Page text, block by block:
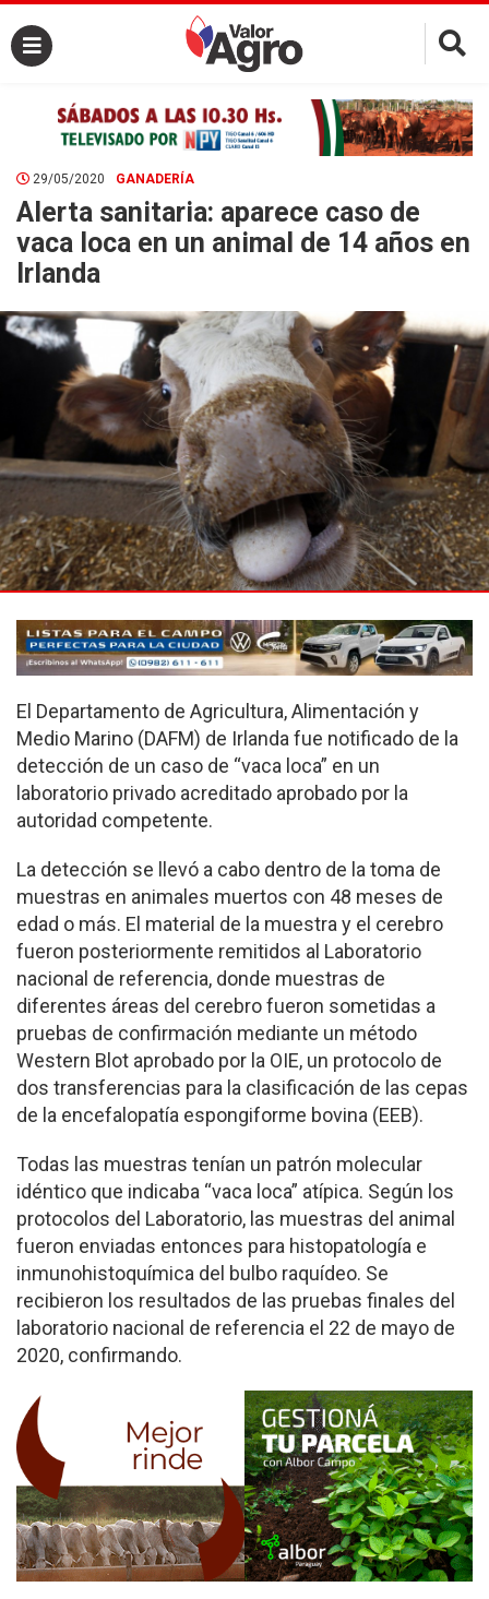
×
29/05/2020 GANADERÍA
Alerta sanitaria: aparece caso de
vaca loca en un animal de 14 años en
Irlanda
El Departamento de Agricultura, Alimentación y
Medio Marino (DAFM) de Irlanda fue notificado de la
detección de un caso de “vaca loca” en un
laboratorio privado acreditado aprobado por la
autoridad competente.
La detección se llevó a cabo dentro de la toma de
muestras en animales muertos con 48 meses de
edad o más. El material de la muestra y el cerebro
fueron posteriormente remitidos al Laboratorio
nacional de referencia, donde muestras de
diferentes áreas del cerebro fueron sometidas a
pruebas de confirmación mediante un método
Western Blot aprobado por la OIE, un protocolo de
dos transferencias para la clasificación de las cepas
de la encefalopatía espongiforme bovina (EEB).
Todas las muestras tenían un patrón molecular
idéntico que indicaba “vaca loca” atípica. Según los
protocolos del Laboratorio, las muestras del animal
fueron enviadas entonces para histopatología e
inmunohistoquímica del bulbo raquídeo. Se
recibieron los resultados de las pruebas finales del
laboratorio nacional de referencia el 22 de mayo de
2020, confirmando.